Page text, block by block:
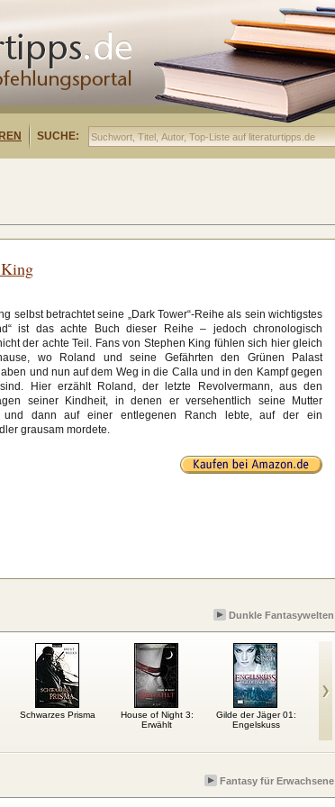
SUCHE:
selbst betrachtet seine „Dark Tower“-Reihe als sein wichtigstes
ist das achte Buch dieser Reihe – jedoch chronologisch
der achte Teil. Fans von Stephen King fühlen sich hier gleich
wo Roland und seine Gefährten den Grünen Palast
und nun auf dem Weg in die Calla und in den Kampf gegen
Hier erzählt Roland, der letzte Revolvermann, aus den
seiner Kindheit, in denen er versehentlich seine Mutter
und dann auf einer entlegenen Ranch lebte, auf der ein
grausam mordete.
Dunkle Fantasywelten
Schwarzes Prisma
House of Night 3:
Erwählt
Gilde der Jäger 01:
Engelskuss
Fantasy für Erwachsene